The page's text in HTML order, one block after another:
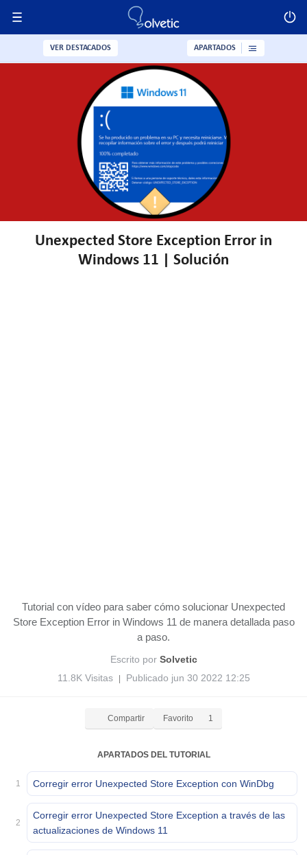
Unexpected Store Exception Error in
Windows 11 | Solución
Tutorial con vídeo para saber cómo solucionar Unexpected
Store Exception Error in Windows 11 de manera detallada paso
a paso.
Escrito por Solvetic
11.8K Visitas
Publicado jun 30 2022 12:25
Compartir Favorito 1
APARTADOS DEL TUTORIAL
1 Corregir error Unexpected Store Exception con WinDbg
2
Corregir error Unexpected Store Exception a través de las
actualizaciones de Windows 11
VER DESTACADOS APARTADOS